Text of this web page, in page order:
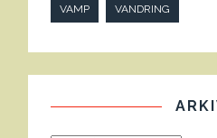
VAMP VANDRING